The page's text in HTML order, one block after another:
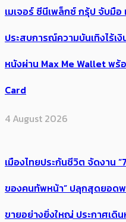
เมเจอร์ ซีนีเพล็กซ์ กรุ้ป จับมื
ประสบการณ์ความบันเทิงไร้เ
หนังผ่าน Max Me Wallet พ
Card
4 August 2026
เมืองไทยประกันชีวิต จัดงาน
ของคนทัพหน้า” ปลุกสุดยอด
ขายอย่างยิ่งใหญ่ ประกาศเดิ